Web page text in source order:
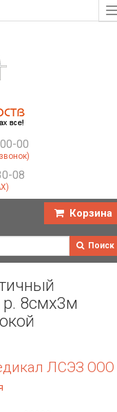
00
08
Корзина
Поиск
8смх3м
ЛСЭЗ ООО